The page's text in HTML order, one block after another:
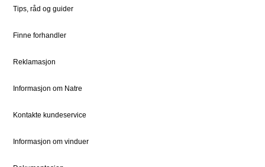
Kundeservice
Kontakt
Vedlikehold
FOR PROFF
Natre Express
Reklamasjon
Tips, råd og guider
Finne forhandler
Reklamasjon
Informasjon om Natre
Kontakte kundeservice
Informasjon om vinduer